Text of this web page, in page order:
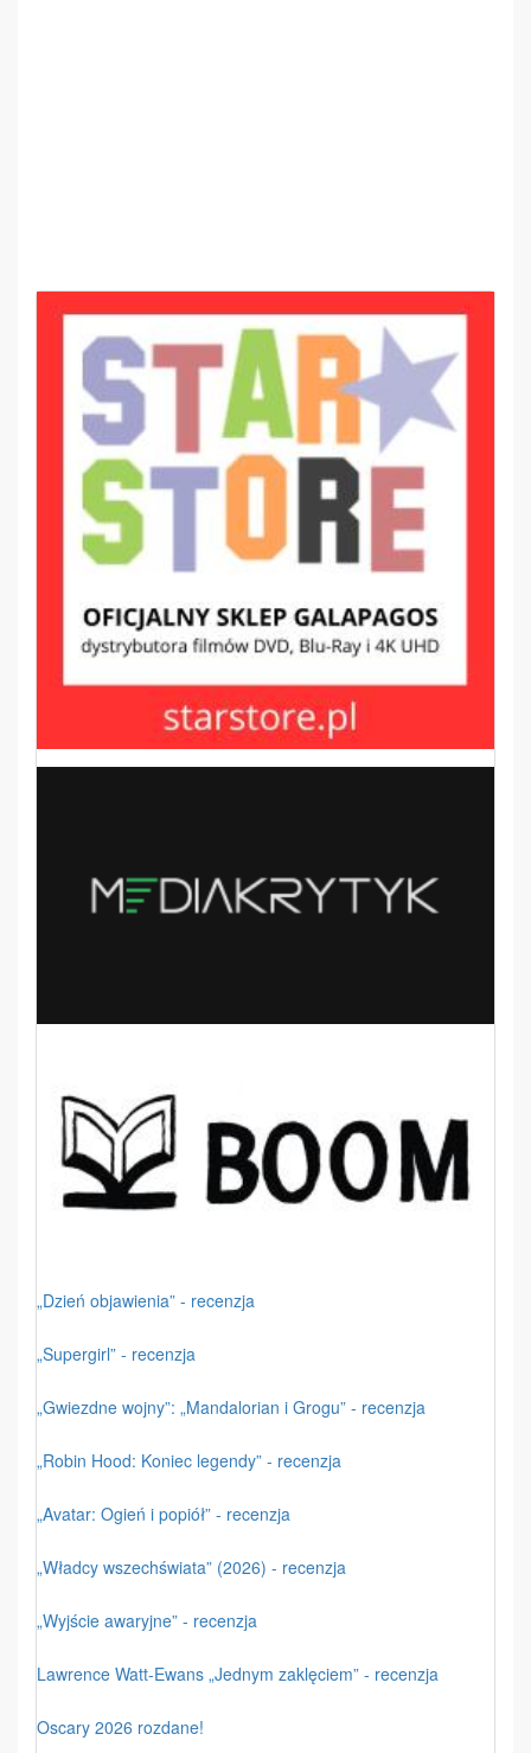
„Dzień objawienia” - recenzja
„Supergirl” - recenzja
„Gwiezdne wojny”: „Mandalorian i Grogu” - recenzja
„Robin Hood: Koniec legendy” - recenzja
„Avatar: Ogień i popiół” - recenzja
„Władcy wszechświata” (2026) - recenzja
„Wyjście awaryjne” - recenzja
Lawrence Watt-Ewans „Jednym zaklęciem” - recenzja
Oscary 2026 rozdane!